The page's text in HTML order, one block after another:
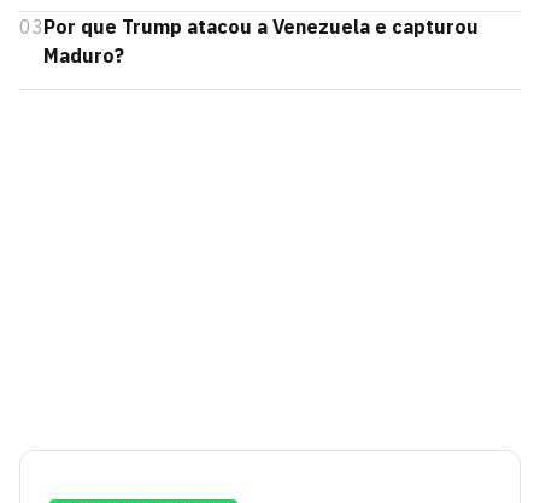
03Por que Trump atacou a Venezuela e capturou
Maduro?